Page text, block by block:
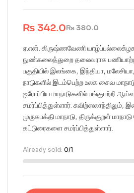
₨380.0
₨ 342.0
ஏ.என். கிருஷ்ணவேணி
நுண்கலைத்துறை தலைவராக
பகுதியில் இலங்கை, இந்தியா,
நாடுகளில் இடம்பெற்ற உலக சைவ
ஐரோப்பிய மாநாடுகளில் பங்குபற்றி
சமர்ப்பித்துள்ளார்.
முருகபக்தி மாநாடு, திருக்குறள்
கட்டுரைகளை சமர்ப்பித்துள்ளார்.
Already sold: 0/1